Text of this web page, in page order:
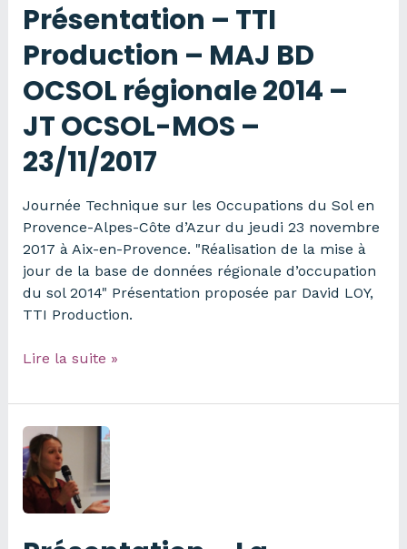
MOS
–
23/11/2017
Présentation – TTI
Production – MAJ BD
OCSOL régionale 2014 –
JT OCSOL-MOS –
23/11/2017
Journée Technique sur les Occupations du Sol en
Provence-Alpes-Côte d’Azur du jeudi 23 novembre
2017 à Aix-en-Provence. "Réalisation de la mise à
jour de la base de données régionale d’occupation
du sol 2014" Présentation proposée par David LOY,
TTI Production.
Présentation
TTI
Production
–
MAJ
BD
OCSOL
Lire la suite »